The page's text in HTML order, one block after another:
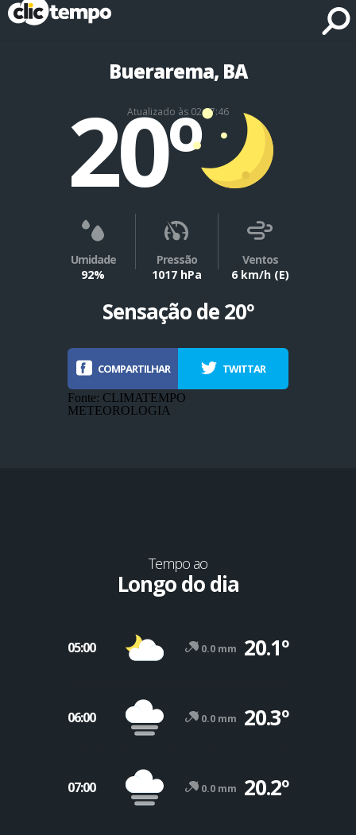
Buerarema, BA
Fonte: CLIMATEMPO METEOROLOGIA
Atualizado às 02:07:46
20º
Umidade
92%
Pressão
1017 hPa
Ventos
6 km/h (E)
Sensação de 20º
COMPARTILHAR TWITTAR
Fonte: CLIMATEMPO
METEOROLOGIA
Tempo ao
Longo do dia
05:00 0.0 mm 20.1º
06:00 0.0 mm 20.3º
07:00 0.0 mm 20.2º